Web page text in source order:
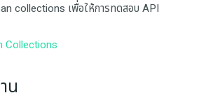
collections เพื่อให้การทดสอบ API
Collections
น